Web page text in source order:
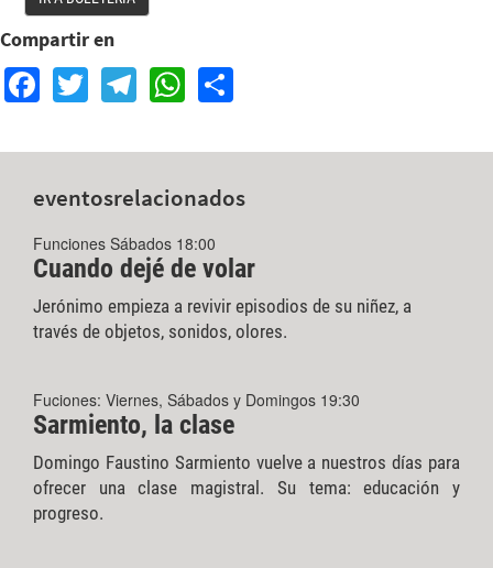
Compartir en
Facebook
TwitterTelegram
WhatsApp
eventosrelacionados
Funciones Sábados 18:00
Cuando dejé de volar
Jerónimo empieza a revivir episodios de su niñez, a
través de objetos, sonidos, olores.
Fuciones: Viernes, Sábados y Domingos 19:30
Sarmiento, la clase
Domingo Faustino Sarmiento vuelve a nuestros días para
ofrecer una clase magistral. Su tema: educación y
progreso.